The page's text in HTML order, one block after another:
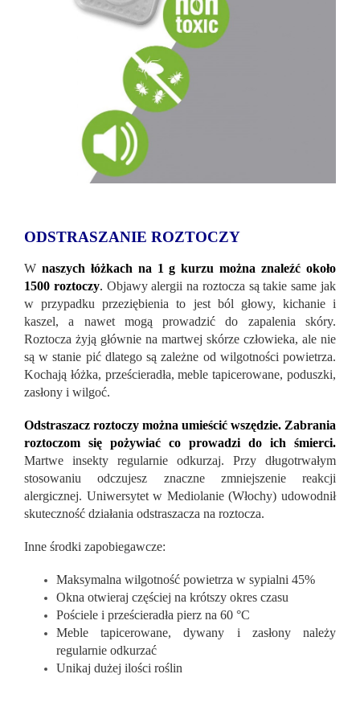
ODSTRASZANIE ROZTOCZY
W naszych łóżkach na 1 g kurzu można znaleźć około
1500 roztoczy. Objawy alergii na roztocza są takie same jak
w przypadku przeziębienia to jest ból głowy, kichanie i
kaszel, a nawet mogą prowadzić do zapalenia skóry.
Roztocza żyją głównie na martwej skórze człowieka, ale nie
są w stanie pić dlatego są zależne od wilgotności powietrza.
Kochają łóżka, prześcieradła, meble tapicerowane, poduszki,
zasłony i wilgoć.
Odstraszacz roztoczy można umieścić wszędzie. Zabrania
roztoczom się pożywiać co prowadzi do ich śmierci.
Martwe insekty regularnie odkurzaj. Przy długotrwałym
stosowaniu odczujesz znaczne zmniejszenie reakcji
alergicznej. Uniwersytet w Mediolanie (Włochy) udowodnił
skuteczność działania odstraszacza na roztocza.
Inne środki zapobiegawcze:
Maksymalna wilgotność powietrza w sypialni 45%
Okna otwieraj częściej na krótszy okres czasu
Pościele i prześcieradła pierz na 60 °C
Meble tapicerowane, dywany i zasłony należy
regularnie odkurzać
Unikaj dużej ilości roślin